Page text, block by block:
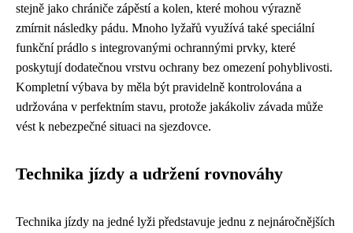
stejně jako chrániče zápěstí a kolen, které mohou výrazně
zmírnit následky pádu. Mnoho lyžařů využívá také speciální
funkční prádlo s integrovanými ochrannými prvky, které
poskytují dodatečnou vrstvu ochrany bez omezení pohyblivosti.
Kompletní výbava by měla být pravidelně kontrolována a
udržována v perfektním stavu, protože jakákoliv závada může
vést k nebezpečné situaci na sjezdovce.
Technika jízdy a udržení rovnováhy
Technika jízdy na jedné lyži představuje jednu z nejnáročnějších